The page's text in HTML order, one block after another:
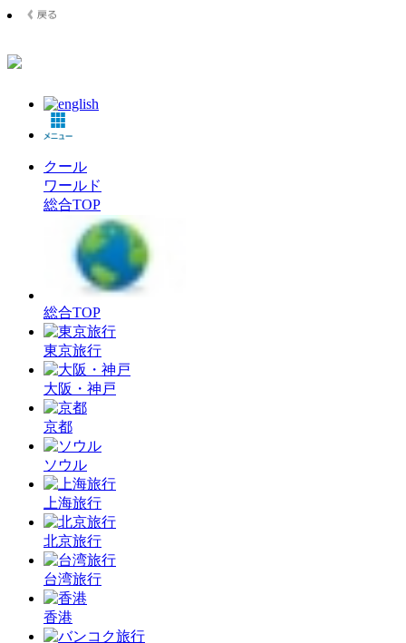
クール
ワールド
総合TOP
総合TOP
東京旅行
大阪・神戸
京都
ソウル
上海旅行
北京旅行
台湾旅行
香港